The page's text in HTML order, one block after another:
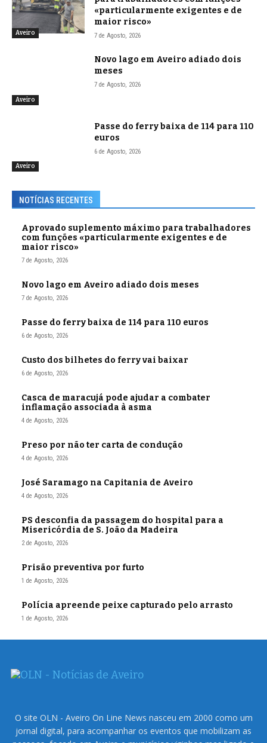
Aveiro
«particularmente exigentes e de
maior risco»
7 de Agosto, 2026
Aveiro
Novo lago em Aveiro adiado dois
meses
7 de Agosto, 2026
Aveiro
Passe do ferry baixa de 114 para 110
euros
6 de Agosto, 2026
NOTÍCIAS RECENTES
Aprovado suplemento máximo para trabalhadores
com funções «particularmente exigentes e de
maior risco»
7 de Agosto, 2026
Novo lago em Aveiro adiado dois meses
7 de Agosto, 2026
Passe do ferry baixa de 114 para 110 euros
6 de Agosto, 2026
Custo dos bilhetes do ferry vai baixar
6 de Agosto, 2026
Casca de maracujá pode ajudar a combater
inflamação associada à asma
4 de Agosto, 2026
Preso por não ter carta de condução
4 de Agosto, 2026
José Saramago na Capitania de Aveiro
4 de Agosto, 2026
PS desconfia da passagem do hospital para a
Misericórdia de S. João da Madeira
2 de Agosto, 2026
Prisão preventiva por furto
1 de Agosto, 2026
Polícia apreende peixe capturado pelo arrasto
1 de Agosto, 2026
O site OLN - Aveiro On Line News nasceu em 2000 como um
jornal digital, para acompanhar os eventos que mobilizam as